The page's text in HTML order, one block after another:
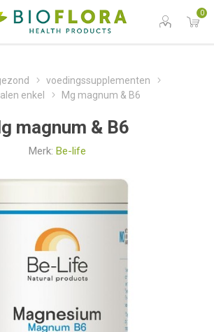
0
voedingssupplementen
enkel
Mg magnum & B6
magnum & B6
Merk: Be-life